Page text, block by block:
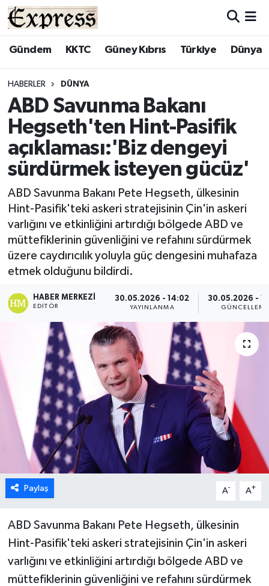
Gündem KKTC Güney Kıbrıs Türkiye Dünya
HABERLER DÜNYA
ABD Savunma Bakanı
Hegseth'ten Hint-Pasifik
açıklaması:'Biz dengeyi
sürdürmek isteyen gücüz'
ABD Savunma Bakanı Pete Hegseth, ülkesinin
Hint-Pasifik'teki askeri stratejisinin Çin'in askeri
varlığını ve etkinliğini artırdığı bölgede ABD ve
müttefiklerinin güvenliğini ve refahını sürdürmek
üzere caydırıcılık yoluyla güç dengesini muhafaza
etmek olduğunu bildirdi.
HABER MERKEZI
EDITÖR
30.05.2026 - 14:02
YAYINLANMA
30.05.2026 -
GÜNCELLEME
Paylaş A- A+
ABD Savunma Bakanı Pete Hegseth, ülkesinin
Hint-Pasifik'teki askeri stratejisinin Çin'in askeri
varlığını ve etkinliğini artırdığı bölgede ABD ve
müttefiklerinin güvenliğini ve refahını sürdürmek
ALAYKÖY
BİLİM
ÇATALKÖY
DÜNYA
EĞİTİM
EKONOMİ
ENGLISH
GAZİMAĞUSA
GİRNE
GÜNDEM
GÜNEY KIBRIS
İÇ HABERLER
KÜLTÜR SANAT
LEFKOŞA
MAGAZİN
Hava Durumu
Süper Lig Puan Durumu ve Fikstür
Tüm Manşetler
Son Dakika Haberleri
Haber Arşivi